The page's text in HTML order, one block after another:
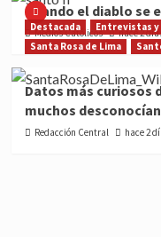
Cuando el diablo se
Medios Católicos hace 2
Destacada Entrevistas
Santa Rosa de Lima
Datos más curiosos
muchos desconocían
Redacción Central hace 2